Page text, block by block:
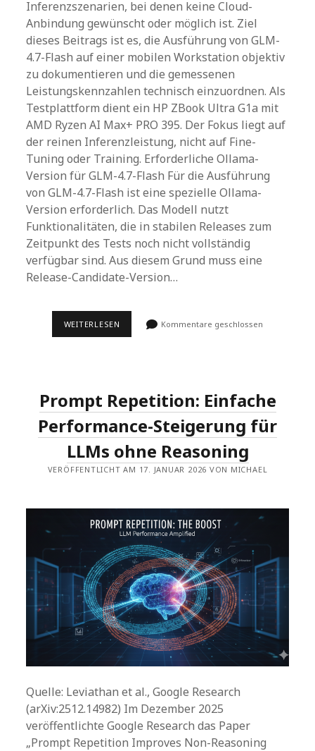
Inferenzszenarien, bei denen keine Cloud-
Anbindung gewünscht oder möglich ist. Ziel
dieses Beitrags ist es, die Ausführung von GLM-
4.7-Flash auf einer mobilen Workstation objektiv
zu dokumentieren und die gemessenen
Leistungskennzahlen technisch einzuordnen. Als
Testplattform dient ein HP ZBook Ultra G1a mit
AMD Ryzen AI Max+ PRO 395. Der Fokus liegt auf
der reinen Inferenzleistung, nicht auf Fine-
Tuning oder Training. Erforderliche Ollama-
Version für GLM-4.7-Flash Für die Ausführung
von GLM-4.7-Flash ist eine spezielle Ollama-
Version erforderlich. Das Modell nutzt
Funktionalitäten, die in stabilen Releases zum
Zeitpunkt des Tests noch nicht vollständig
verfügbar sind. Aus diesem Grund muss eine
Release-Candidate-Version…
WEITERLESEN
AUF
HP
ULTRA
G1A
MIT
AMD
RYZEN
NOTEBOOK
Kommentare geschlossen
Prompt Repetition: Einfache
Performance-Steigerung für
LLMs ohne Reasoning
VERÖFFENTLICHT AM 17. JANUAR 2026 VON MICHAEL
Quelle: Leviathan et al., Google Research
(arXiv:2512.14982) Im Dezember 2025
veröffentlichte Google Research das Paper
„Prompt Repetition Improves Non-Reasoning